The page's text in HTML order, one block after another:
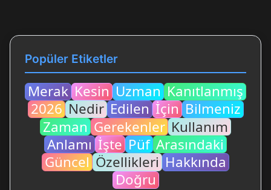
Popüler Etiketler
Merak Kesin Uzman Kanıtlanmış
2026 Nedir Edilen İçin Bilmeniz
Zaman Gerekenler Kullanım
Anlamı İşte Püf Arasındaki
Güncel Özellikleri Hakkında
Doğru